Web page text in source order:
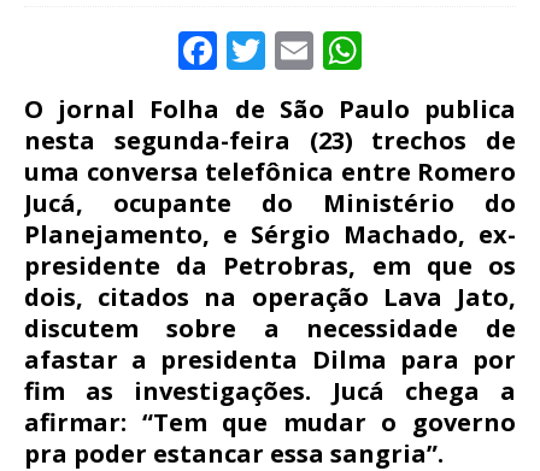
F
a
c
e
b
o
o
k
T
w
it
te
r
E
m
ai
l
h
at
s
A
p
p
O jornal Folha de São Paulo publica
nesta segunda-feira (23) trechos de
uma conversa telefônica entre Romero
Jucá, ocupante do Ministério do
Planejamento, e Sérgio Machado, ex-
presidente da Petrobras, em que os
dois, citados na operação Lava Jato,
discutem sobre a necessidade de
afastar a presidenta Dilma para por
fim as investigações. Jucá chega a
afirmar: “Tem que mudar o governo
pra poder estancar essa sangria”.